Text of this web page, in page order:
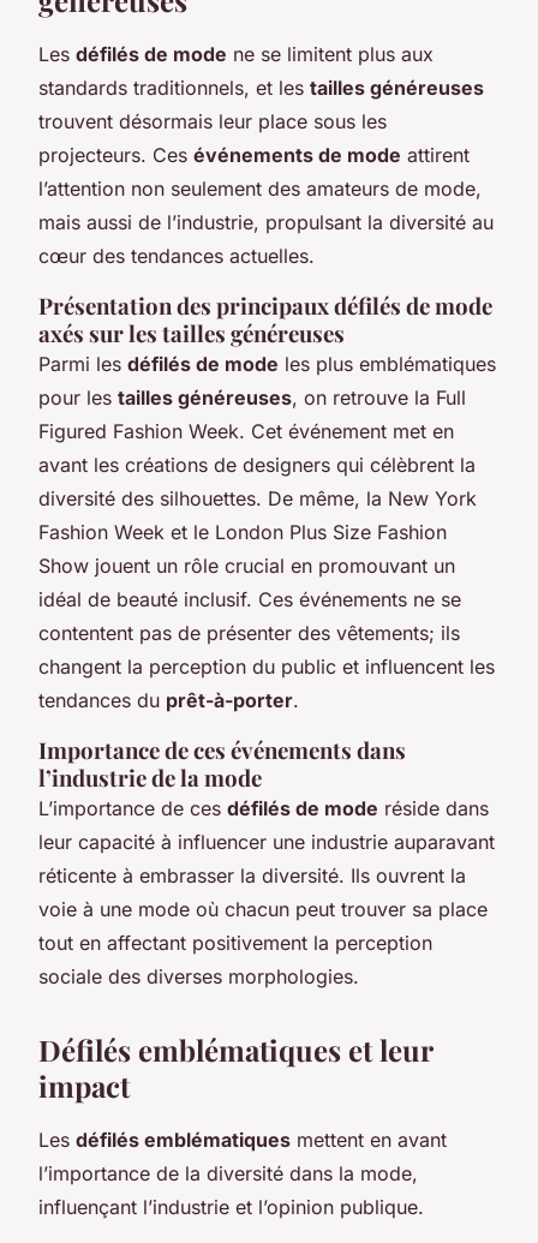
Les défilés de mode ne se limitent plus aux
standards traditionnels, et les tailles généreuses
trouvent désormais leur place sous les
projecteurs. Ces événements de mode attirent
l’attention non seulement des amateurs de mode,
mais aussi de l’industrie, propulsant la diversité au
cœur des tendances actuelles.
Présentation des principaux défilés de mode
axés sur les tailles généreuses
Parmi les défilés de mode les plus emblématiques
pour les tailles généreuses, on retrouve la Full
Figured Fashion Week. Cet événement met en
avant les créations de designers qui célèbrent la
diversité des silhouettes. De même, la New York
Fashion Week et le London Plus Size Fashion
Show jouent un rôle crucial en promouvant un
idéal de beauté inclusif. Ces événements ne se
contentent pas de présenter des vêtements; ils
changent la perception du public et influencent les
tendances du prêt-à-porter.
Importance de ces événements dans
l’industrie de la mode
L’importance de ces défilés de mode réside dans
leur capacité à influencer une industrie auparavant
réticente à embrasser la diversité. Ils ouvrent la
voie à une mode où chacun peut trouver sa place
tout en affectant positivement la perception
sociale des diverses morphologies.
Défilés emblématiques et leur
impact
Les défilés emblématiques mettent en avant
l’importance de la diversité dans la mode,
influençant l’industrie et l’opinion publique.